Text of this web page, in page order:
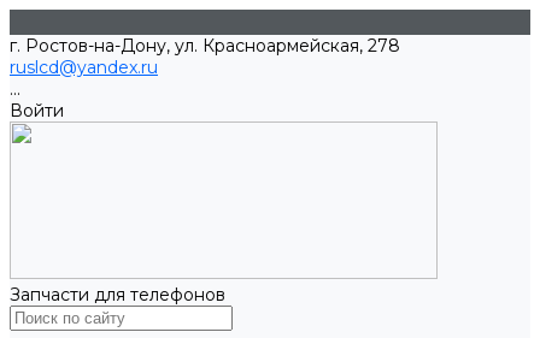
г. Ростов-на-Дону, ул. Красноармейская, 278
ruslcd@yandex.ru
...
Войти
Запчасти для телефонов